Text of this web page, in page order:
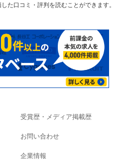
た口コミ・評判を読むことができます。
受賞歴・メディア掲載歴
お問い合わせ
企業情報